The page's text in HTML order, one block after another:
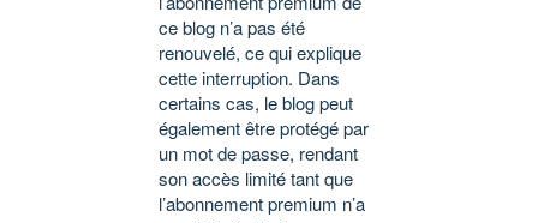
ce blog n’a pas été
renouvelé, ce qui explique
cette interruption. Dans
certains cas, le blog peut
également être protégé par
un mot de passe, rendant
son accès limité tant que
l’abonnement premium n’a